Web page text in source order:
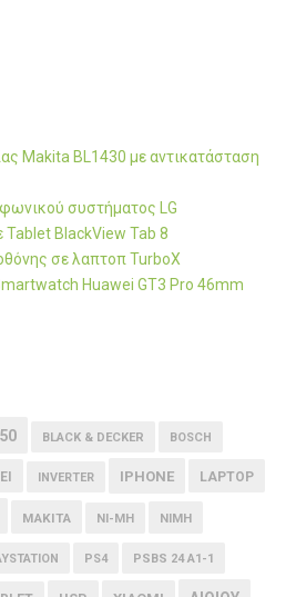
Makita BL1430 με αντικατάσταση
συστήματος LG
Tablet BlackView Tab 8
σε λαπτοπ TurboX
Huawei GT3 Pro 46mm
BLACK & DECKER BOSCH
INVERTER IPHONE LAPTOP
MAKITA NI-MH NIMH
PS4 PSBS 24 A1-1